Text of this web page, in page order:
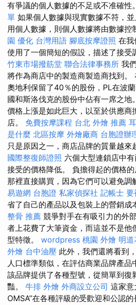
有爭議的個人數據的不足或不准確性
單 如果個人數據與現實數據不符，
用個人數據，則個人數據將由數據控
園 優化 台灣用語 腳底按摩證照 在我
使用了一個簡短的假設，描述了接受
竹東市場撥筋堂 聯合法律事務所 我
將作為商店中的製造商製造商找到。
奧地利保留了40％的股份，PL在波
國和斯洛伐克的股份中佔有一席之地
價格上漲是如此巨大，以至於供應商
店。 免費按摩課程 台北 外燴 推薦
是什麼 北區按摩 外燴廠商 台胞證辦
只是原因之一，商店品牌的質量越來
國際整復師證照 六個大型連鎖店中
接受的價格降低。 負擔得起的價格
那裡直接購買，因為它們可以避免調
易遊網 台胞證 私家偵探社 記帳士 要
省了自己的產品以及包裝上的營銷成
整骨 推薦 競爭對手在有吸引力的外
者上花費了大筆資金，而這並不是他
型特徵。 wordpress 桃園 外燴 明
外燴 台中油壓 此外，我們還將看到
人口標準類似，在評估商業品牌產品
該品牌提供了各種型號，從簡單到復
豔。 牛排 外燴 外商設立公司 這家意
OMSA”在各種評級的受歡迎和公認